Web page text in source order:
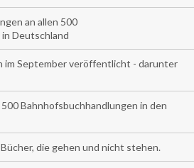
an allen 500
Deutschland
im September veröffentlicht - darunter
Bahnhofsbuchhandlungen in den
die gehen und nicht stehen.